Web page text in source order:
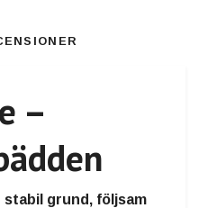
–
grund, följsam